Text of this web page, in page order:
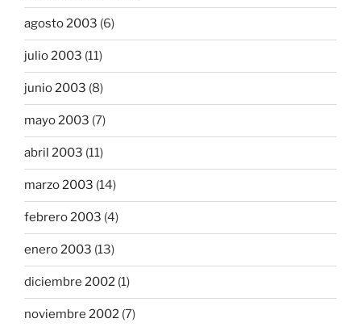
agosto 2003 (6)
julio 2003 (11)
junio 2003 (8)
mayo 2003 (7)
abril 2003 (11)
marzo 2003 (14)
febrero 2003 (4)
enero 2003 (13)
diciembre 2002 (1)
noviembre 2002 (7)